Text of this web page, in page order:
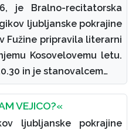
je Bralno-recitatorska
ljubljanske pokrajine
Fužine pripravila literarni
Kosovelovemu letu.
in je stanovalcem…
VEJICO?«
ljubljanske pokrajine